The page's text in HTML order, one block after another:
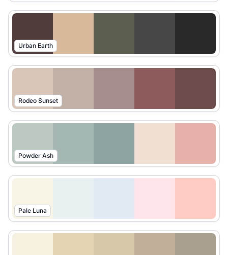
Urban Earth
Rodeo Sunset
Powder Ash
Pale Luna